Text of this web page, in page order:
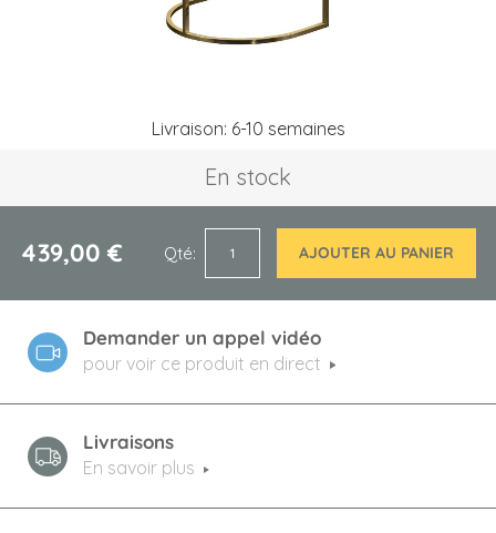
Livraison: 6-10 semaines
En stock
439,00 € Qté AJOUTER AU PANIER
Demander un appel vidéo
pour voir ce produit en direct
Livraisons
En savoir plus
images
gallery